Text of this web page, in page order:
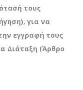
τους
, για να
εγγραφή τους
Διάταξη (Άρθρο